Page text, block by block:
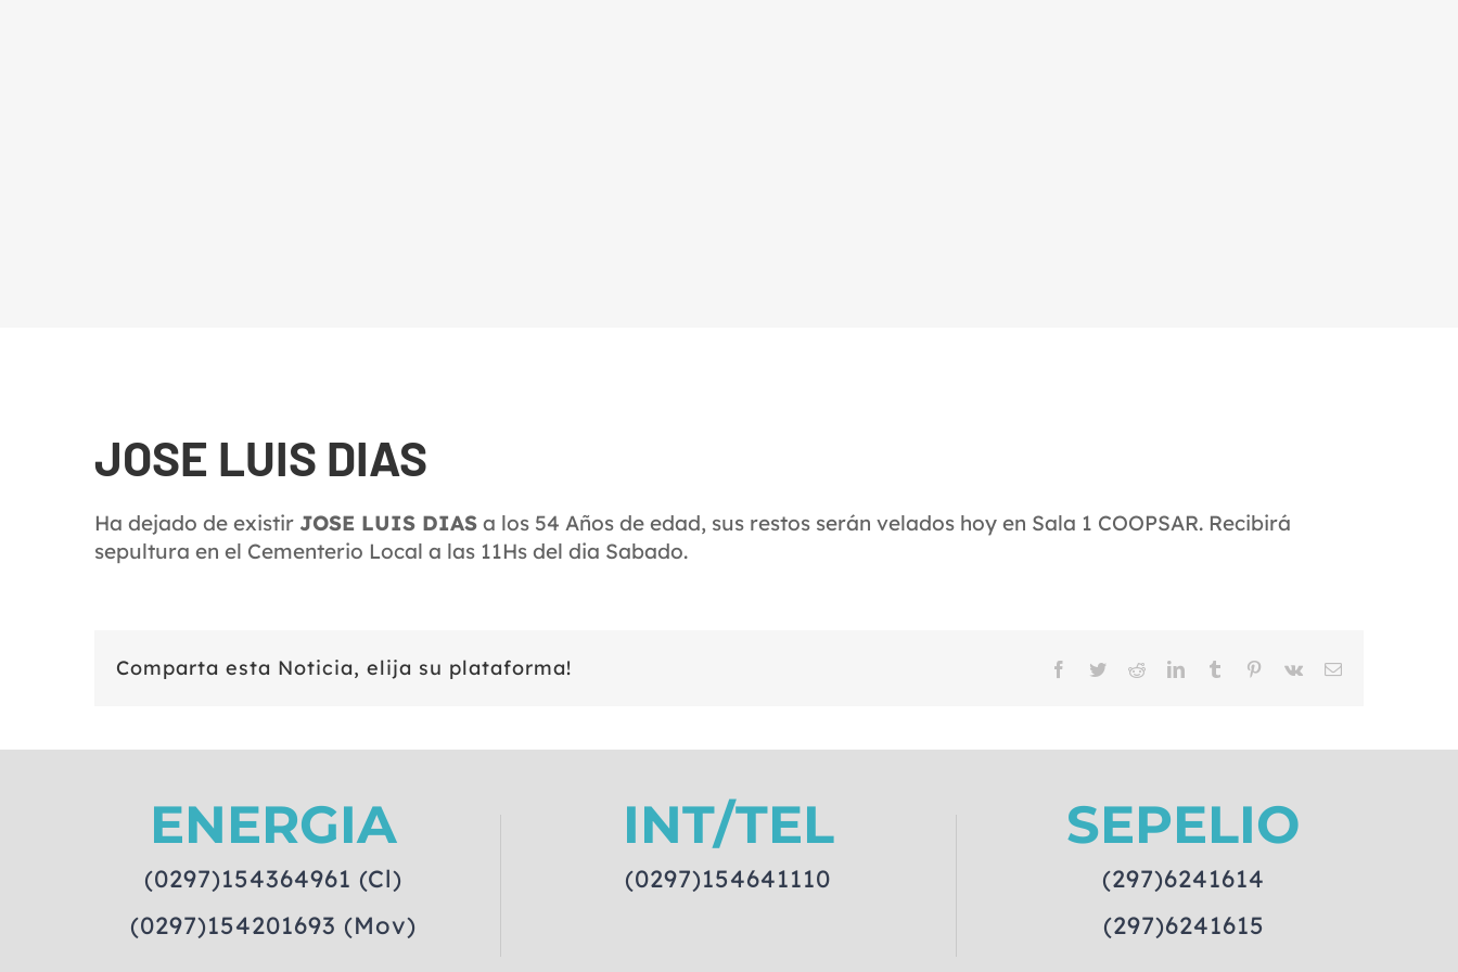
JOSE LUIS DIAS
Ha dejado de existir JOSE LUIS DIAS a los 54 Años de edad, sus restos serán velados hoy en Sala 1 COOPSAR. Recibirá
sepultura en el Cementerio Local a las 11Hs del dia Sabado.
Comparta esta Noticia, elija su plataforma! Facebook
TwitterRedditLinkedInTumblr Pinterest
Vk Email
ENERGIA
(0297)154364961 (Cl)
(0297)154201693 (Mov)
INT/TEL
(0297)154641110
SEPELIO
(297)6241614
(297)6241615